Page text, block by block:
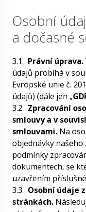
Osobní
a dočasné
3.1. Právní úprava.
údajů probíhá v
Evropské unie č.
údajů) (dále jen „
3.2. Zpracování
smlouvy a v
smlouvami. Na
objednávky našeho
podmínky
dokumentech, se
uzavřením
3.3. Osobní údaje
stránkách.